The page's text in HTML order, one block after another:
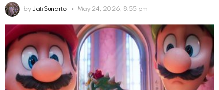
by Jati Sunarto May 24, 2026, 8:55 pm